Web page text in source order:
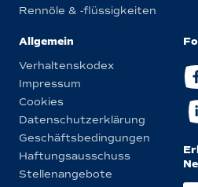
Rennöle & -flüssigkeiten
Allgemein
Verhaltenskodex
Impressum
Cookies
Datenschutzerklärung
Geschäftsbedingungen
Haftungsausschuss
Stellenangebote